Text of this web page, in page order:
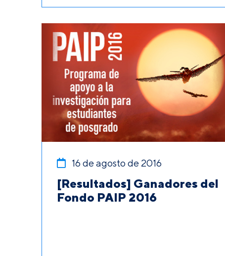
16 de agosto de 2016
[Resultados] Ganadores del
Fondo PAIP 2016